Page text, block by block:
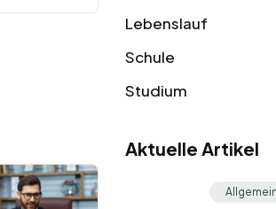
Lebenslauf
Schule
Studium
Aktuelle Artikel
Allgemein